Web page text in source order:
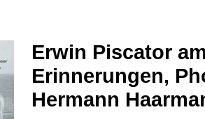
Erwin Piscator
Erinnerungen,
Hermann